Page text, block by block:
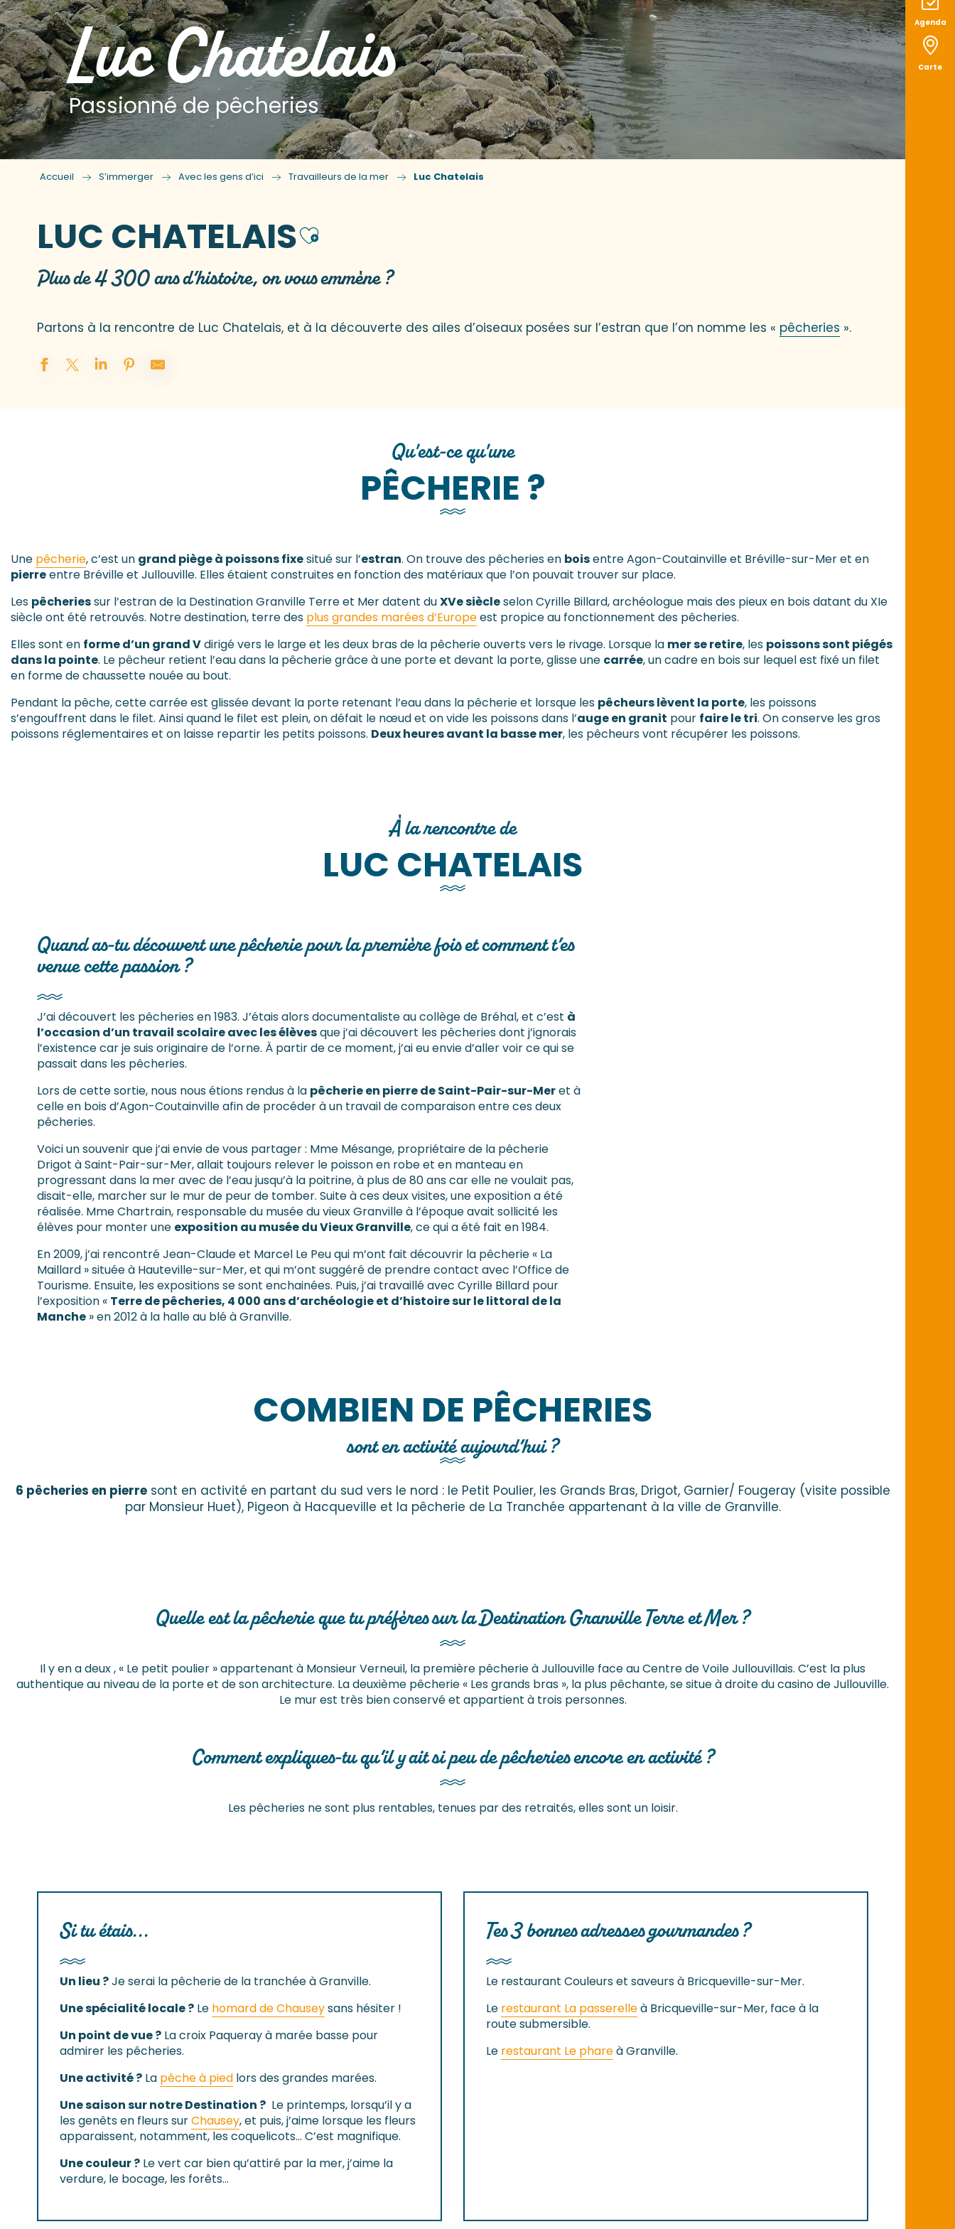
Agenda
Carte
Luc Chatelais
Passionné de pêcheries
Accueil S’immerger Avec les gens d’ici Travailleurs de la mer Luc Chatelais
LUC CHATELAISAjouter aux favoris
Plus de 4 300 ans d’histoire, on vous emmène ?
Partons à la rencontre de Luc Chatelais, et à la découverte des ailes d’oiseaux posées sur l’estran que l’on nomme les « pêcheries ».
Qu'est-ce qu'une
PÊCHERIE ?
Une pêcherie, c’est un grand piège à poissons fixesitué sur l’estran. On trouve des pêcheries en boisentre Agon-Coutainville et Bréville-sur-Mer et en
pierreentre Bréville et Jullouville. Elles étaient construites en fonction des matériaux que l’on pouvait trouver sur place.
Les pêcheriessur l’estran de la Destination Granville Terre et Mer datent duXVe siècleselon Cyrille Billard, archéologue mais des pieux en bois datant du XIe
siècle ont été retrouvés. Notre destination, terre des plus grandes marées d’Europeest propice au fonctionnement des pêcheries.
Elles sont en forme d’un grand Vdirigé vers le large et les deux bras de la pêcherie ouverts vers le rivage. Lorsque la mer se retire, les poissons sont piégés
dans la pointe. Le pêcheur retient l’eau dans la pêcherie grâce à une porte et devant la porte, glisse une carrée, un cadre en bois sur lequel est fixé un filet
en forme de chaussette nouée au bout.
Pendant la pêche, cette carrée est glissée devant la porte retenant l’eau dans la pêcherie et lorsque les pêcheurs lèvent la porte, les poissons
s’engouffrent dans le filet. Ainsi quand le filet est plein, on défait le nœud et on vide les poissons dans l’auge en granit pour faire le tri. On conserve les gros
poissons réglementaires et on laisse repartir les petits poissons. Deux heures avant la basse mer, les pêcheurs vont récupérer les poissons.
À la rencontre de
LUC CHATELAIS
Quand as-tu découvert une pêcherie pour la première fois et comment t’es
venue cette passion ?
J’ai découvert les pêcheries en 1983. J’étais alors documentaliste au collège de Bréhal, et c’est à
l’occasion d’un travail scolaire avec les élèvesque j’ai découvert les pêcheries dont j’ignorais
l’existence car je suis originaire de l’orne. À partir de ce moment, j’ai eu envie d’aller voir ce qui se
passait dans les pêcheries.
Lors de cette sortie, nous nous étions rendus à la pêcherie en pierre de Saint-Pair-sur-Meret à
celle en bois d’Agon-Coutainville afin de procéder à un travail de comparaison entre ces deux
pêcheries.
Voici un souvenir que j’ai envie de vous partager : Mme Mésange, propriétaire de la pêcherie
Drigot à Saint-Pair-sur-Mer, allait toujours relever le poisson en robe et en manteau en
progressant dans la mer avec de l’eau jusqu’à la poitrine, à plus de 80 ans car elle ne voulait pas,
disait-elle, marcher sur le mur de peur de tomber. Suite à ces deux visites, une exposition a été
réalisée. Mme Chartrain, responsable du musée du vieux Granville à l’époque avait sollicité les
élèves pour monter une exposition au musée du Vieux Granville, ce qui a été fait en 1984.
En 2009, j’ai rencontré Jean-Claude et Marcel Le Peu qui m’ont fait découvrir la pêcherie « La
Maillard » située à Hauteville-sur-Mer, et qui m’ont suggéré de prendre contact avec l’Office de
Tourisme. Ensuite, les expositions se sont enchainées. Puis, j’ai travaillé avec Cyrille Billard pour
l’exposition « Terre de pêcheries, 4 000 ans d’archéologie et d’histoire sur le littoral de la
Manche » en 2012 à la halle au blé à Granville.
COMBIEN DE PÊCHERIES
sont en activité aujourd’hui ?
6 pêcheries en pierresont en activité en partant du sud vers le nord : le Petit Poulier, les Grands Bras, Drigot, Garnier/ Fougeray (visite possible
par Monsieur Huet), Pigeon à Hacqueville et la pêcherie de La Tranchée appartenant à la ville de Granville.
Quelle est la pêcherie que tu préfères sur la Destination Granville Terre et Mer ?
Il y en a deux , « Le petit poulier » appartenant à Monsieur Verneuil, la première pêcherie à Jullouville face au Centre de Voile Jullouvillais. C’est la plus
authentique au niveau de la porte et de son architecture. La deuxième pêcherie « Les grands bras », la plus pêchante, se situe à droite du casino de Jullouville.
Le mur est très bien conservé et appartient à trois personnes.
Comment expliques-tu qu’il y ait si peu de pêcheries encore en activité ?
Les pêcheries ne sont plus rentables, tenues par des retraités, elles sont un loisir.
Si tu étais...
Un lieu ?Je serai la pêcherie de la tranchée à Granville.
Une spécialité locale ? Le homard de Chauseysans hésiter !
Un point de vue ? La croix Paqueray à marée basse pour
admirer les pêcheries.
Une activité ? La pêche à pied lors des grandes marées.
Une saison sur notre Destination ? Le printemps, lorsqu’il y a
les genêts en fleurs surChausey, et puis, j’aime lorsque les fleurs
apparaissent, notamment, les coquelicots… C’est magnifique.
Une couleur ? Le vert car bien qu’attiré par la mer, j’aime la
verdure, le bocage, les forêts…
Tes 3 bonnes adresses gourmandes ?
Le restaurant Couleurs et saveurs à Bricqueville-sur-Mer.
Le restaurant La passerelleà Bricqueville-sur-Mer, face à la
route submersible.
Le restaurant Le phareà Granville.